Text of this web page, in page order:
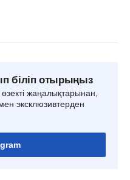
біліп отырыңыз
жаңалықтарынан,
эксклюзивтерден